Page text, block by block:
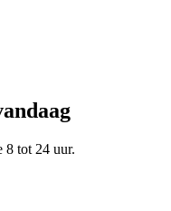
8 tot 24 uur.